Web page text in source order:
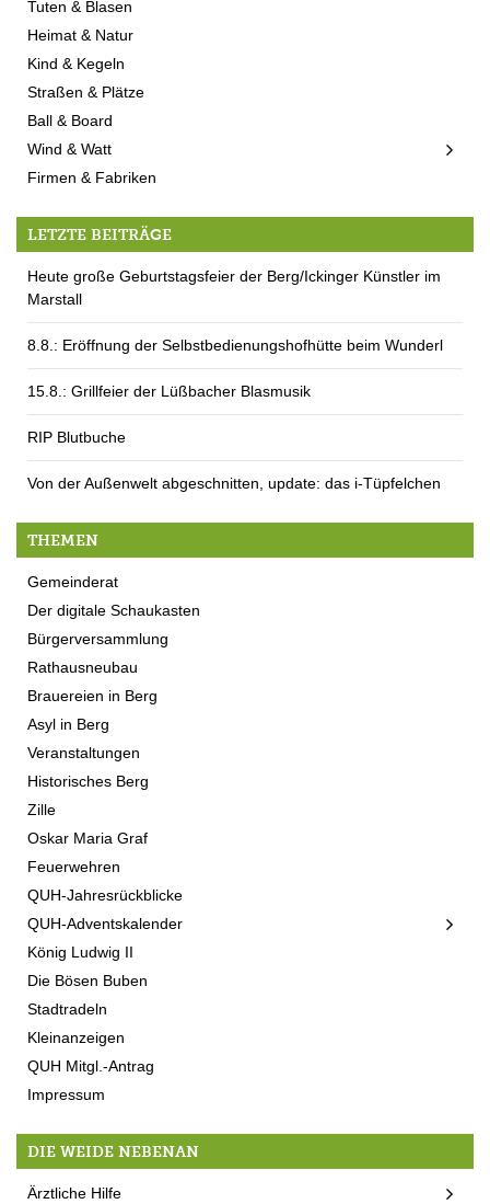
Tuten & Blasen
Heimat & Natur
Kind & Kegeln
Straßen & Plätze
Ball & Board
Wind & Watt
Firmen & Fabriken
LETZTE BEITRÄGE
Heute große Geburtstagsfeier der Berg/Ickinger Künstler im
Marstall
8.8.: Eröffnung der Selbstbedienungshofhütte beim Wunderl
15.8.: Grillfeier der Lüßbacher Blasmusik
RIP Blutbuche
Von der Außenwelt abgeschnitten, update: das i-Tüpfelchen
THEMEN
Gemeinderat
Der digitale Schaukasten
Bürgerversammlung
Rathausneubau
Brauereien in Berg
Asyl in Berg
Veranstaltungen
Historisches Berg
Zille
Oskar Maria Graf
Feuerwehren
QUH-Jahresrückblicke
QUH-Adventskalender
König Ludwig II
Die Bösen Buben
Stadtradeln
Kleinanzeigen
QUH Mitgl.-Antrag
Impressum
DIE WEIDE NEBENAN
Ärztliche Hilfe